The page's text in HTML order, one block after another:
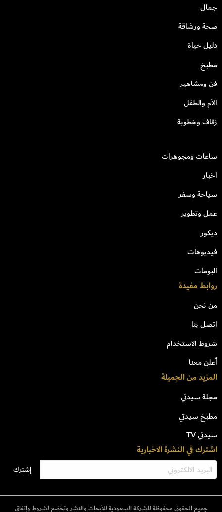
جمال
صحة ورشاقة
دليل حياة
مطبخ
فن ومشاهير
الأم والطفل
زفاف وخطوبة
ساعات ومجوهرات
اخبار
سياحة وسفر
عمل وتطوير
ديكور
فيديوهات
البومات
روابط مفيدة
من نحن
اتصل بنا
شروط الاستخدام
أعلن معنا
المزيد من الجميلة
مجلة سيدتي
مطبخ سيدتي
سيدتي TV
اشترك في النشرة الاخبارية
جميع الحقوق محفوظة للشركة السعودية للأبحاث والنشر وتخضع لشروط وإتفاق